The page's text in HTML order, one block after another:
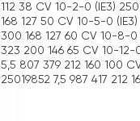
112 38 CV 10-2-0 (IE3)
168 127 50 CV 10-5-0
300 168 127 60 CV 10-8-0
323 200 146 65 CV 10-12-
5,5 807 379 212 160 100
25019852 7,5 987 417 212